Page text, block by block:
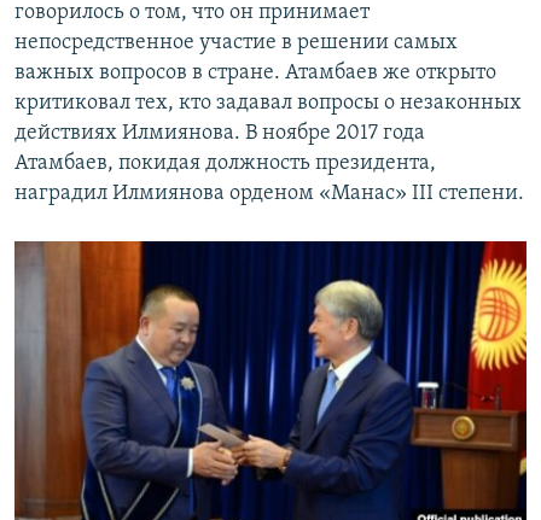
говорилось о том, что он принимает
непосредственное участие в решении самых
важных вопросов в стране. Атамбаев же открыто
критиковал тех, кто задавал вопросы о незаконных
действиях Илмиянова. В ноябре 2017 года
Атамбаев, покидая должность президента,
наградил Илмиянова орденом «Манас» III степени.